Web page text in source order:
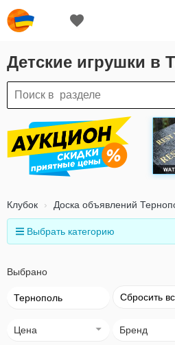
Детские игрушки в
Клубок Доска объявлений
Выбрать категорию
Выбрано
Тернополь Сбросить
Цена Бренд